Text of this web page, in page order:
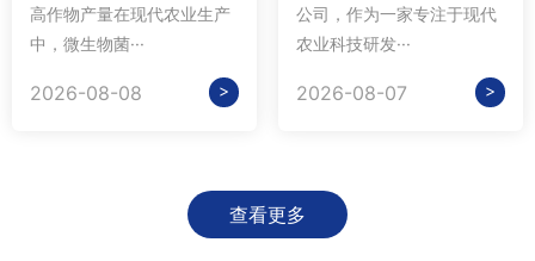
高作物产量在现代农业生产
中，微生物菌···
2026-08-08 >
公司，作为一家专注于现代
农业科技研发···
2026-08-07 >
查看更多